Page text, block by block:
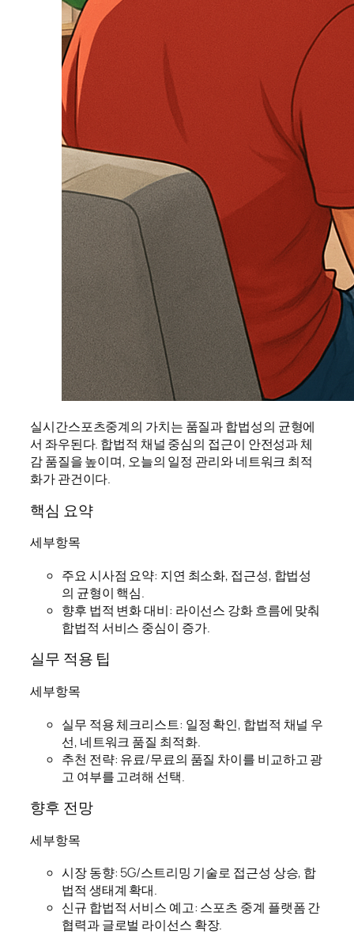
실시간스포츠중계의 가치는 품질과 합법성의 균형에
서 좌우된다. 합법적 채널 중심의 접근이 안전성과 체
감 품질을 높이며, 오늘의 일정 관리와 네트워크 최적
화가 관건이다.
핵심 요약
세부항목
주요 시사점 요약: 지연 최소화, 접근성, 합법성
의 균형이 핵심.
향후 법적 변화 대비: 라이선스 강화 흐름에 맞춰
합법적 서비스 중심이 증가.
실무 적용 팁
세부항목
실무 적용 체크리스트: 일정 확인, 합법적 채널 우
선, 네트워크 품질 최적화.
추천 전략: 유료/무료의 품질 차이를 비교하고 광
고 여부를 고려해 선택.
향후 전망
세부항목
시장 동향: 5G/스트리밍 기술로 접근성 상승, 합
법적 생태계 확대.
신규 합법적 서비스 예고: 스포츠 중계 플랫폼 간
협력과 글로벌 라이선스 확장.